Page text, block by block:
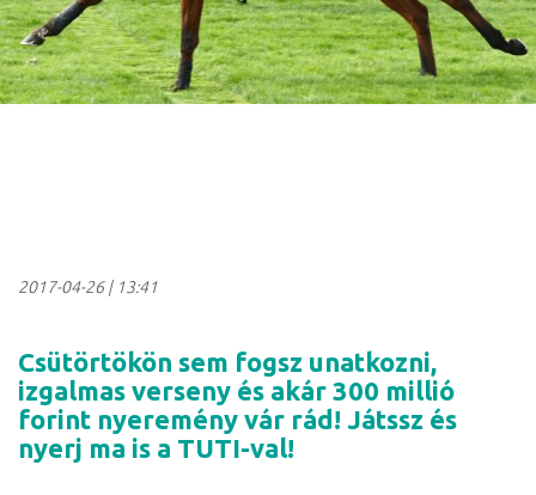
2017-04-26| 13:41
Csütörtökön sem fogsz unatkozni,
izgalmas verseny és akár 300 millió
forint nyeremény vár rád! Játssz és
nyerj ma is a TUTI-val!